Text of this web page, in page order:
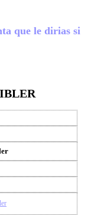
que le dirias si